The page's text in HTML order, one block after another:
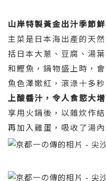
山岸特製​黃金出汁季節
主菜是日本海出產的天
括日本大蔥、豆腐、湯
和鰹魚，鍋物盛上時，
魚色澤嫰紅，滾淥十多秒
上酸醬汁，令人食慾大
享用火鍋後，以雜炊作
再加入雞蛋，吸收了湯